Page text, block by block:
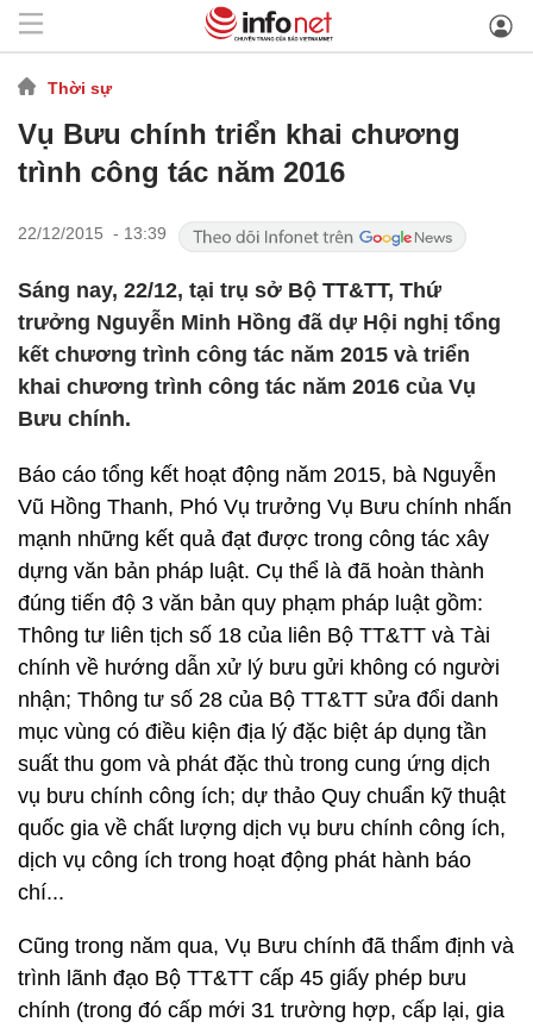
Thời sự
Vụ Bưu chính triển khai chương
trình công tác năm 2016
22/12/2015 - 13:39
Sáng nay, 22/12, tại trụ sở Bộ TT&TT, Thứ
trưởng Nguyễn Minh Hồng đã dự Hội nghị tổng
kết chương trình công tác năm 2015 và triển
khai chương trình công tác năm 2016 của Vụ
Bưu chính.
Báo cáo tổng kết hoạt động năm 2015, bà Nguyễn
Vũ Hồng Thanh, Phó Vụ trưởng Vụ Bưu chính nhấn
mạnh những kết quả đạt được trong công tác xây
dựng văn bản pháp luật. Cụ thể là đã hoàn thành
đúng tiến độ 3 văn bản quy phạm pháp luật gồm:
Thông tư liên tịch số 18 của liên Bộ TT&TT và Tài
chính về hướng dẫn xử lý bưu gửi không có người
nhận; Thông tư số 28 của Bộ TT&TT sửa đổi danh
mục vùng có điều kiện địa lý đặc biệt áp dụng tần
suất thu gom và phát đặc thù trong cung ứng dịch
vụ bưu chính công ích; dự thảo Quy chuẩn kỹ thuật
quốc gia về chất lượng dịch vụ bưu chính công ích,
dịch vụ công ích trong hoạt động phát hành báo
chí...
Cũng trong năm qua, Vụ Bưu chính đã thẩm định và
trình lãnh đạo Bộ TT&TT cấp 45 giấy phép bưu
chính (trong đó cấp mới 31 trường hợp, cấp lại, gia